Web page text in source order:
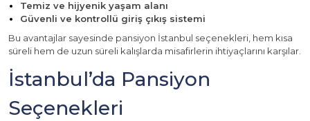
Temiz ve hijyenik yaşam alanı
Güvenli ve kontrollü giriş çıkış sistemi
Bu avantajlar sayesinde pansiyon İstanbul seçenekleri, hem kısa
süreli hem de uzun süreli kalışlarda misafirlerin ihtiyaçlarını karşılar.
İstanbul’da Pansiyon
Seçenekleri